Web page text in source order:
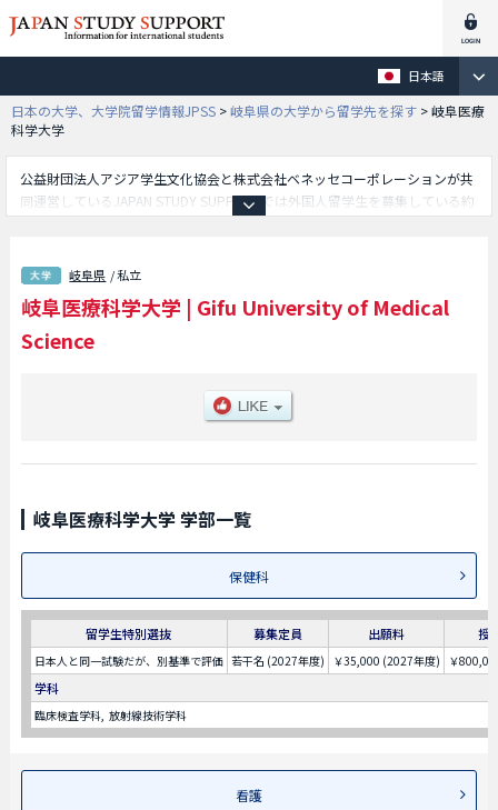
日本語
日本の大学、大学院留学情報JPSS >岐阜県の大学から留学先を探す >岐阜医療
科学大学
公益財団法人アジア学生文化協会と株式会社ベネッセコーポレーションが共
同運営しているJAPAN STUDY SUPPORTでは外国人留学生を募集している約
や看護学部や薬学部等、学部別情報や、募集定員や合格者数など入試情報、
施設案内、アクセスなど外国人留学生に必要な情報を掲載しているので是非
ご利用ください。
岐阜県 / 私立
岐阜医療科学大学 | Gifu University of Medical
Science
岐阜医療科学大学 学部一覧
保健科
留学生特別選抜 募集定員 出願料 授
日本人と同一試験だが、別基準で評価 若干名 (2027年度) ￥35,000 (2027年度) ￥
学科
臨床検査学科 放射線技術学科
看護